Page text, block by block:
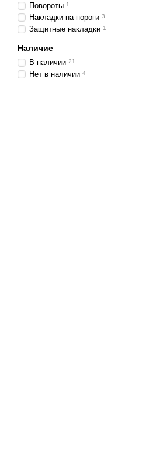
Повороты 1
Накладки на пороги 3
Защитные накладки 1
Наличие
В наличии 21
Нет в наличии 4